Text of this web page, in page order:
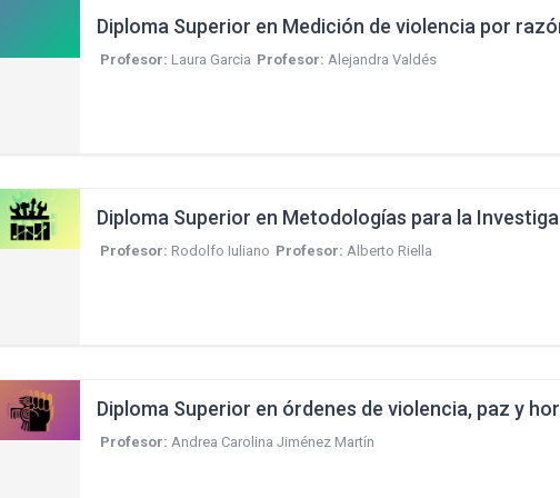
Profesor: Laura Garcia Profesor:Alejandra Valdés
Diploma Superior en Metodologías para la
Profesor: Rodolfo Iuliano Profesor:Alberto Riella
Diploma Superior en órdenes de violencia, paz y
Profesor:Andrea Carolina Jiménez Martín